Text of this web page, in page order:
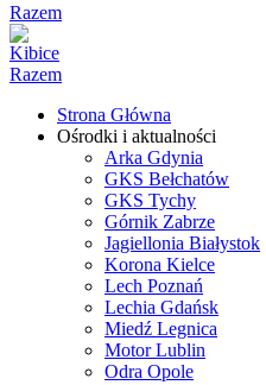
Strona Główna
Ośrodki i aktualności
Arka Gdynia
GKS Bełchatów
GKS Tychy
Górnik Zabrze
Jagiellonia Białystok
Korona Kielce
Lech Poznań
Lechia Gdańsk
Miedź Legnica
Motor Lublin
Odra Opole